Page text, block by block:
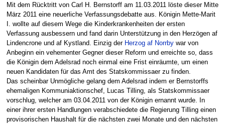
Mit dem Rücktritt von Carl H. Bernstorff am 11.03.2011 löste dieser Mitte
März 2011 eine neuerliche Verfassungsdebatte aus. Königin Mette-Marit
I. wollte auf diesem Wege die Kinderkrankenheiten der ersten
Verfassung ausbessern und fand darin Unterstützung in den Herzögen af
Lindencrone und af Kystland. Einzig der Herzog af Norrbywar von
Anbeginn ein vehementer Gegner dieser Reform und erreichte so, dass
die Königin dem Adelsrad noch einmal eine Frist einräumte, um einen
neuen Kandidaten für das Amt des Statskommissaer zu finden.
Das scheinbar Unmögliche gelang dem Adelsrad indem er Bernstorffs
ehemaligen Kommuniaktionschef, Lucas Tilling, als Statskommissaer
vorschlug, welcher am 03.04.2011 von der Königin ernannt wurde. In
einer ihrer ersten Handlungen verabschiedete die Regierung Tilling einen
provisorischen Haushalt für die nächsten zwei Monate und den nächsten